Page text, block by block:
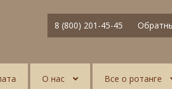
8 (800) 201-45-45
О нас Все о ротанге